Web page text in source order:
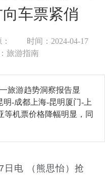
体育
科技
社会
时尚
车票紧俏
时间：2024-04-17
旅游指南
旅游趋势洞察报告显
明-成都上海-昆明厦门-上
等机票价格降幅明显，同
电 （熊思怡）抢